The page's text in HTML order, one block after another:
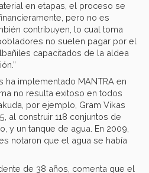
en etapas, el proceso se
pero no es
contribuyen, lo cual toma
no suelen pagar por el
capacitados de la aldea
ha implementado MANTRA en
no resulta exitoso en todos
por ejemplo, Gram Vikas
al construir 118 conjuntos de
y un tanque de agua. En 2009,
notaron que el agua se había
de 38 años, comenta que el